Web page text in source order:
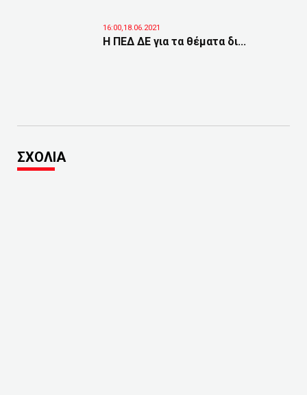
16:00,18.06.2021
Η ΠΕΔ ΔΕ για τα θέματα δι...
ΣΧΟΛΙΑ